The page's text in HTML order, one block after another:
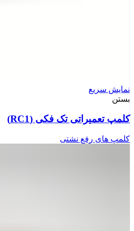
نمایش سریع
بستن
کلمپ تعمیراتی تک فکی (RC1)
کلمپ های رفع نشتی